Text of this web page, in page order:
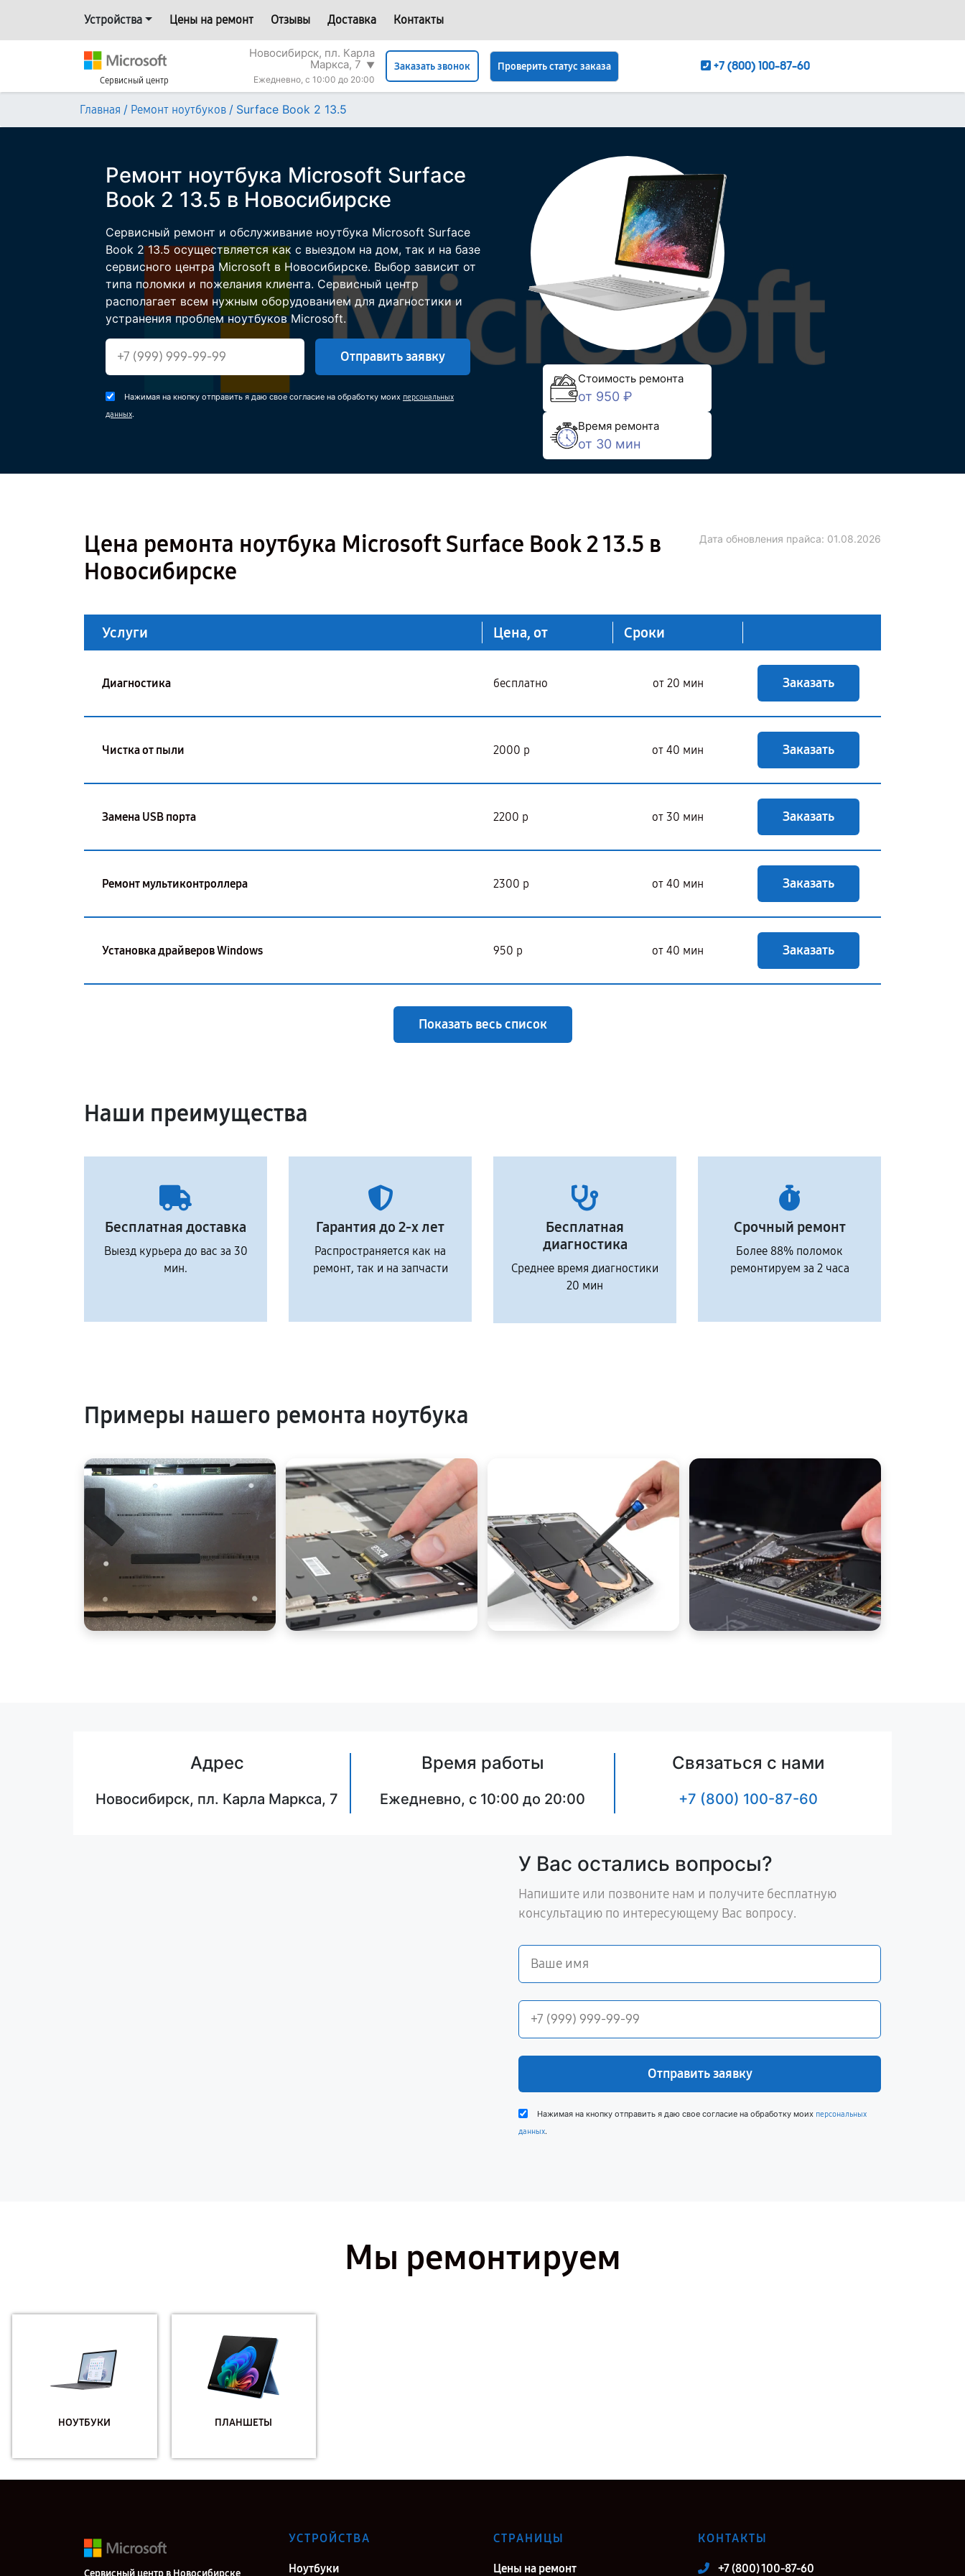
Устройства Цены на ремонт Отзывы Доставка Контакты
Сервисный центр
Новосибирск, пл. Карла
Маркса, 7 ▼
Ежедневно, с 10:00 до 20:00
Заказать звонок Проверить статус заказа +7 (800) 100-87-60
Главная / Ремонт ноутбуков / Surface Book 2 13.5
Ремонт ноутбука Microsoft Surface
Book 2 13.5 в Новосибирске
Сервисный ремонт и обслуживание ноутбука Microsoft Surface
Book 2 13.5 осуществляется как с выездом на дом, так и на базе
сервисного центра Microsoft в Новосибирске. Выбор зависит от
типа поломки и пожелания клиента. Сервисный центр
располагает всем нужным оборудованием для диагностики и
устранения проблем ноутбуков Microsoft.
Отправить заявку
Нажимая на кнопку отправить я даю свое согласие на обработку моих персональных
данных.
Стоимость ремонта
от 950 ₽
Время ремонта
от 30 мин
Цена ремонта ноутбука Microsoft Surface Book 2 13.5 в
Новосибирске
Дата обновления прайса: 01.08.2026
Услуги Цена, от Сроки
Диагностика бесплатно от 20 мин Заказать
Чистка от пыли 2000 р от 40 мин Заказать
Замена USB порта 2200 р от 30 мин Заказать
Ремонт мультиконтроллера 2300 р от 40 мин Заказать
Установка драйверов Windows 950 р от 40 мин Заказать
Показать весь список
Наши преимущества
Бесплатная доставка
Выезд курьера до вас за 30
мин.
Гарантия до 2-х лет
Распространяется как на
ремонт, так и на запчасти
Бесплатная
диагностика
Среднее время диагностики
20 мин
Срочный ремонт
Более 88% поломок
ремонтируем за 2 часа
Примеры нашего ремонта ноутбука
Адрес
Новосибирск, пл. Карла Маркса, 7
Время работы
Ежедневно, с 10:00 до 20:00
Связаться с нами
+7 (800) 100-87-60
У Вас остались вопросы?
Напишите или позвоните нам и получите бесплатную
консультацию по интересующему Вас вопросу.
Отправить заявку
Нажимая на кнопку отправить я даю свое согласие на обработку моих персональных
данных.
Мы ремонтируем
НОУТБУКИ ПЛАНШЕТЫ
Сервисный центр в Новосибирске
УСТРОЙСТВА
Ноутбуки
СТРАНИЦЫ
Цены на ремонт
КОНТАКТЫ
+7 (800) 100-87-60